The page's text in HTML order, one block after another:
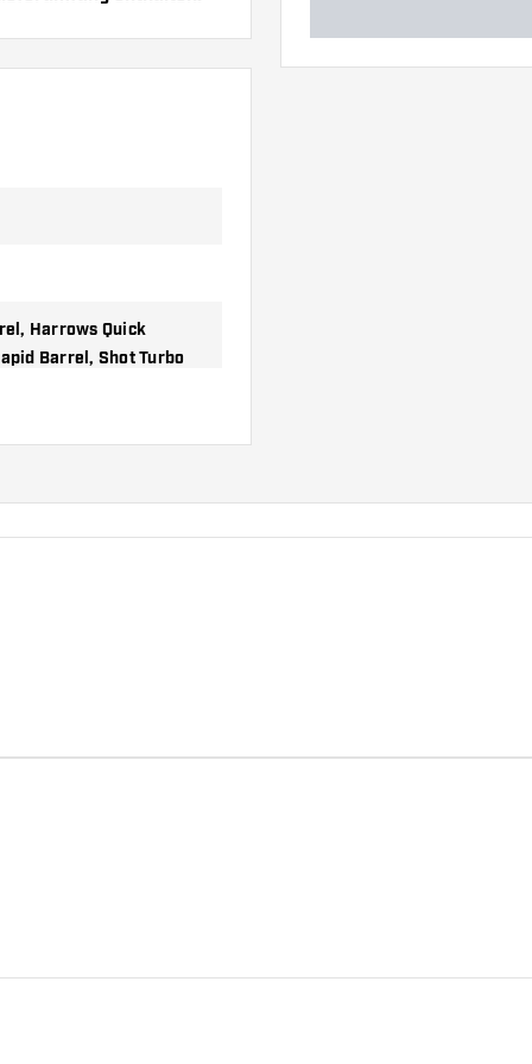
Harrows Quick
Barrel, Shot Turbo